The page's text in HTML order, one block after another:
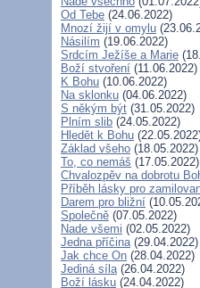
Od Tebe (24.06.2022)
Mnozí žijí v omylu
Násilím (19.06.2022)
Srdcím Ježíše a Marie
Boží stvoření (11.06.2022)
K Bohu (10.06.2022)
Na sklonku (04.06.2022)
S někým být (31.05.2022)
Plním slib (24.05.2022)
Hledět k Bohu
Základ všeho (18.05.2022)
To, co nemáš (17.05.2022)
Chvalozpěv na dobrotu
Příběh lásky pro
Darem pro bližní
Společně (07.05.2022)
Nade všemi (02.05.2022)
Jedna příčina(29.04.2022)
Jak chce On (28.04.2022)
Jediná síla(26.04.2022)
Boží lásku (24.04.2022)